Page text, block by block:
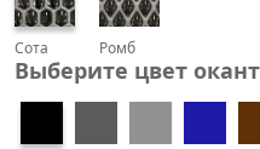
Сота Ромб
Выберите цвет